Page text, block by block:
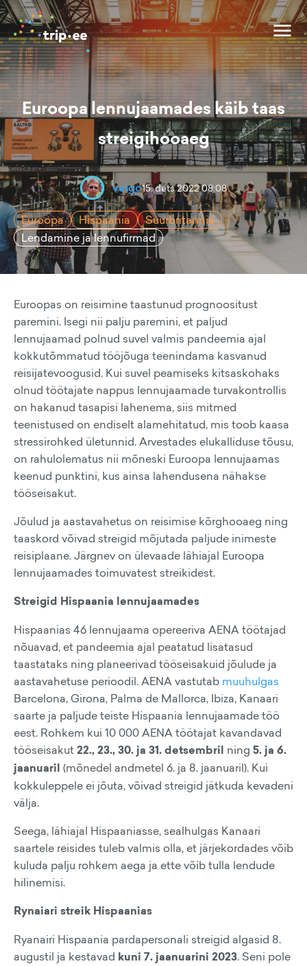
Euroopa lennujaamades käib taas
streigihooaeg
veigo15. dets 2022 08:08
Euroopa Hispaania
Suurbritannia
Lendamine ja lennufirmad
Euroopas on reisimine taastunud prognoositust
paremini. Isegi nii palju paremini, et paljud
lennujaamad polnud suvel valmis pandeemia ajal
kokkutõmmatud tööjõuga teenindama kasvanud
reisijatevoogusid. Kui suvel peamiseks kitsaskohaks
olnud töötajate nappus lennujaamade turvakontrollis
on hakanud tasapisi lahenema, siis mitmed
teenistused on endiselt alamehitatud, mis toob kaasa
stressirohked ületunnid. Arvestades elukalliduse tõusu,
on rahulolematus nii mõneski Euroopa lennujaamas
keenud punktini, kus ainsa lahendusena nähakse
tööseisakut.
Jõulud ja aastavahetus on reisimise kõrghooaeg ning
taaskord võivad streigid mõjutada paljude inimeste
reisiplaane. Järgnev on ülevaade lähiajal Euroopa
lennujaamades toimuvatest streikidest.
Streigid Hispaania lennujaamades
Hispaanias 46 lennujaama opereeriva AENA töötajad
nõuavad, et pandeemia ajal peatatud lisatasud
taastataks ning planeerivad tööseisakuid jõulude ja
aastavahetuse perioodil. AENA vastutab muuhulgas
Barcelona, Girona, Palma de Mallorca, Ibiza, Kanaari
saarte ja paljude teiste Hispaania lennujaamade töö
eest. Rohkem kui 10 000 AENA töötajat kavandavad
tööseisakut22., 23., 30. ja 31. detsembril ning 5. ja 6.
jaanuaril (mõnedel andmetel 6. ja 8. jaanuaril). Kui
kokkuleppele ei jõuta, võivad streigid jätkuda kevadeni
välja.
Seega, lähiajal Hispaaniasse, sealhulgas Kanaari
saartele reisides tuleb valmis olla, et järjekordades võib
kuluda palju rohkem aega ja ette võib tulla lendude
hilinemisi.
Rynaiari streik Hispaanias
Ryanairi Hispaania pardapersonali streigid algasid 8.
augustil ja kestavad kuni 7. jaanuarini 2023. Seni pole